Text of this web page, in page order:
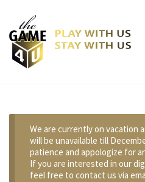
We are currently on vacation
will be unavailable till
patience and appologize for
If you are interested in our
feel free to contact us via